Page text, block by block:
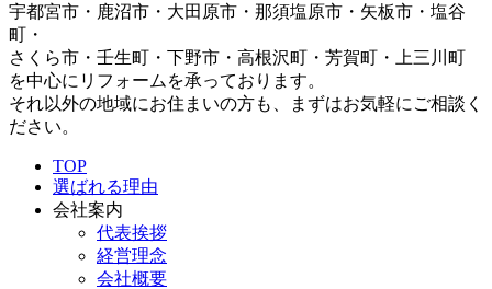
宇都宮市・鹿沼市・大田原市・那須塩原市・矢板市・塩谷
町・
さくら市・壬生町・下野市・高根沢町・芳賀町・上三川町
を中心にリフォームを承っております。
それ以外の地域にお住まいの方も、まずはお気軽にご相談く
ださい。
TOP
選ばれる理由
会社案内
代表挨拶
経営理念
会社概要